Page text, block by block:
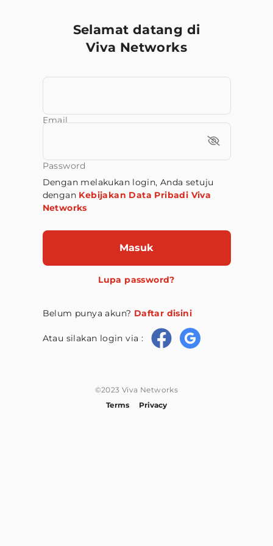
Selamat datang di
Viva Networks
Email
Password
Dengan melakukan login, Anda setuju
dengan Kebijakan Data Pribadi Viva
Networks
Masuk
Lupa password?
Belum punya akun? Daftar disini
Atau silakan login via :
©2023 Viva Networks
Terms
Privacy